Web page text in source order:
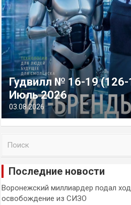
Гудвилл № 16-19
Июль 2026
03.08.2026
и
Последние новости
Воронежский миллиардер подал
освобождение из СИЗО